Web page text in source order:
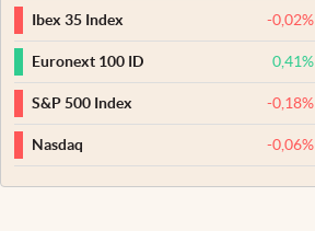
Ibex 35 Index
-0,02%
Euronext 100 ID 0,41%
S&P 500 Index -0,18%
Nasdaq -0,06%